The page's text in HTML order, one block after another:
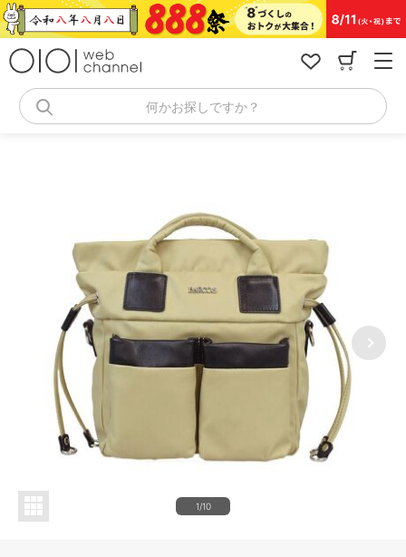
コ
ン
何かお探しですか？
1/10